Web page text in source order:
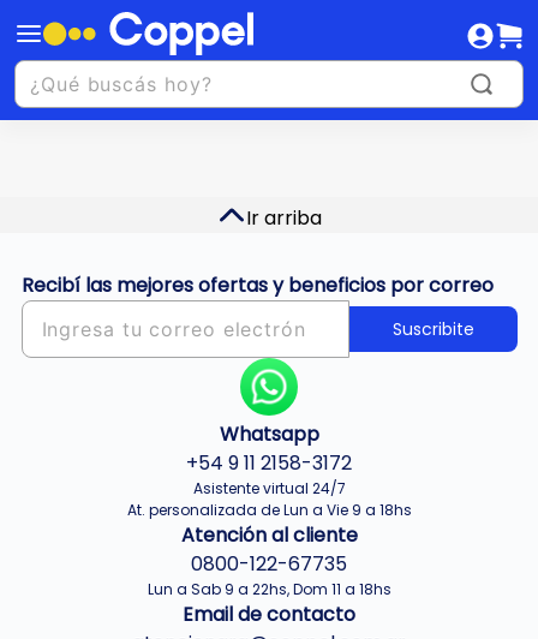
Ir arriba
Recibí las mejores ofertas y beneficios por correo
Suscribite
Whatsapp
+54 9 11 2158-3172
Asistente virtual 24/7
At. personalizada de Lun a Vie 9 a 18hs
Atención al cliente
0800-122-67735
Lun a Sab 9 a 22hs, Dom 11 a 18hs
Email de contacto